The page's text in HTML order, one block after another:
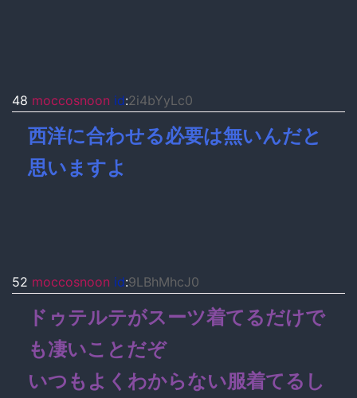
48 moccosnoon id:2i4bYyLc0
西洋に合わせる必要は無いんだと
思いますよ
52 moccosnoon id:9LBhMhcJ0
ドゥテルテがスーツ着てるだけで
も凄いことだぞ
いつもよくわからない服着てるし